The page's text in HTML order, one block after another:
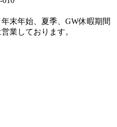
年末年始、夏季、GW休暇期間
業しております。